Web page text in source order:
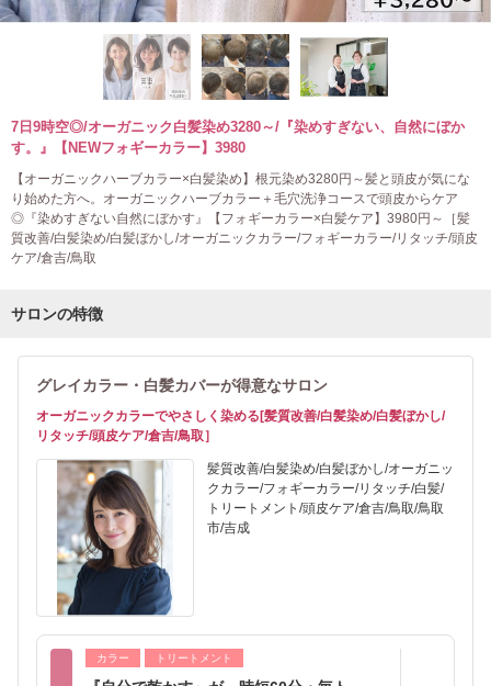
7日9時空◎/オーガニック白髪染め3280～/『染めすぎない、自然にぼか
す。』【NEWフォギーカラー】3980
【オーガニックハーブカラー×白髪染め】根元染め3280円～髪と頭皮が気にな
り始めた方へ。オーガニックハーブカラー＋毛穴洗浄コースで頭皮からケア
◎『染めすぎない自然にぼかす』【フォギーカラー×白髪ケア】3980円～［髪
質改善/白髪染め/白髪ぼかし/オーガニックカラー/フォギーカラー/リタッチ/頭皮
ケア/倉吉/鳥取
サロンの特徴
グレイカラー・白髪カバーが得意なサロン
オーガニックカラーでやさしく染める[髪質改善/白髪染め/白髪ぼかし/
リタッチ/頭皮ケア/倉吉/鳥取］
髪質改善/白髪染め/白髪ぼかし/オーガニッ
クカラー/フォギーカラー/リタッチ/白髪/
トリートメント/頭皮ケア/倉吉/鳥取/鳥取
市/吉成
カラー トリートメント